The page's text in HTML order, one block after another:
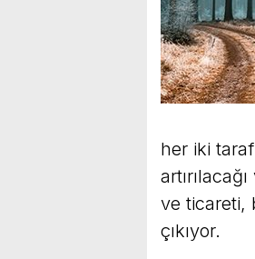
her iki
ve ticareti,
çıkıyor.